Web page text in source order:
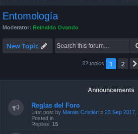
Entomología
Moderator: Reinaldo Ovando
New Topic
82 topics 1 2
Announcements
Reglas del Foro
Last post by Marais Cristián « 23 Sep 2017,
Posted in
Replies: 15